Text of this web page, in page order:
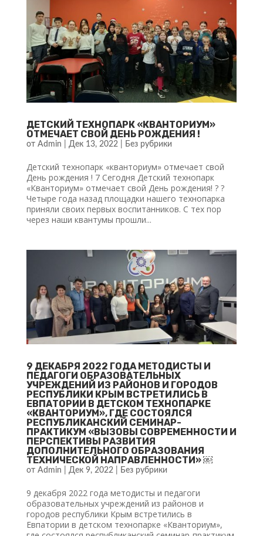
ДЕТСКИЙ ТЕХНОПАРК «КВАНТОРИУМ»
ОТМЕЧАЕТ СВОЙ ДЕНЬ РОЖДЕНИЯ !
от Admin Дек 13, 2022 Без рубрики
Детский технопарк «кванториум» отмечает свой
День рождения ! 7 Сегодня Детский технопарк
«Кванториум» отмечает свой День рождения! ? ?
Четыре года назад площадки нашего технопарка
приняли своих первых воспитанников. С тех пор
через наши квантумы прошли...
9 ДЕКАБРЯ 2022 ГОДА МЕТОДИСТЫ И
ПЕДАГОГИ ОБРАЗОВАТЕЛЬНЫХ
УЧРЕЖДЕНИЙ ИЗ РАЙОНОВ И ГОРОДОВ
РЕСПУБЛИКИ КРЫМ ВСТРЕТИЛИСЬ В
ЕВПАТОРИИ В ДЕТСКОМ ТЕХНОПАРКЕ
«КВАНТОРИУМ», ГДЕ СОСТОЯЛСЯ
РЕСПУБЛИКАНСКИЙ СЕМИНАР-
ПРАКТИКУМ «ВЫЗОВЫ СОВРЕМЕННОСТИ И
ПЕРСПЕКТИВЫ РАЗВИТИЯ
ДОПОЛНИТЕЛЬНОГО ОБРАЗОВАНИЯ
ТЕХНИЧЕСКОЙ НАПРАВЛЕННОСТИ» ￼
от Admin Дек 9, 2022| Без рубрики
9 декабря 2022 года методисты и педагоги
образовательных учреждений из районов и
городов республики Крым встретились в
Евпатории в детском технопарке «Кванториум»,